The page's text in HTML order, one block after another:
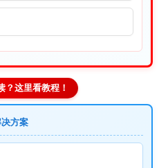
？这里看教程！
方案